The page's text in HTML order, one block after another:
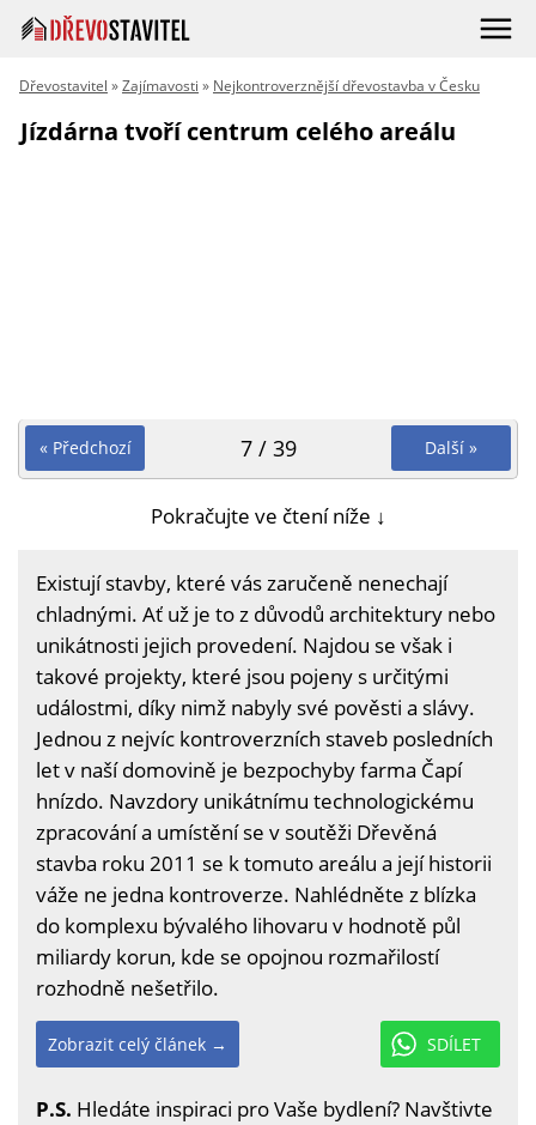
Dřevostavitel »Zajímavosti » Nejkontroverznější dřevostavba v Česku
Jízdárna tvoří centrum celého areálu
« Předchozí Další »
7 / 39
Pokračujte ve čtení níže ↓
Existují stavby, které vás zaručeně nenechají
chladnými. Ať už je to z důvodů architektury nebo
unikátnosti jejich provedení. Najdou se však i
takové projekty, které jsou pojeny s určitými
událostmi, díky nimž nabyly své pověsti a slávy.
Jednou z nejvíc kontroverzních staveb posledních
let v naší domovině je bezpochyby farma Čapí
hnízdo. Navzdory unikátnímu technologickému
zpracování a umístění se v soutěži Dřevěná
stavba roku 2011 se k tomuto areálu a její historii
váže ne jedna kontroverze. Nahlédněte z blízka
do komplexu bývalého lihovaru v hodnotě půl
miliardy korun, kde se opojnou rozmařilostí
rozhodně nešetřilo.
SDÍLET
Zobrazit celý článek →
P.S. Hledáte inspiraci pro Vaše bydlení? Navštivte